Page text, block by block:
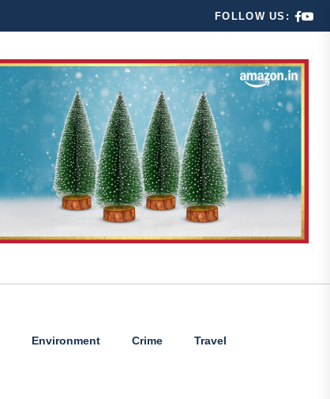
FOLLOW US:
Environment Crime Travel